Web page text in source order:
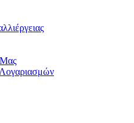
Μας
Λογαριασμών